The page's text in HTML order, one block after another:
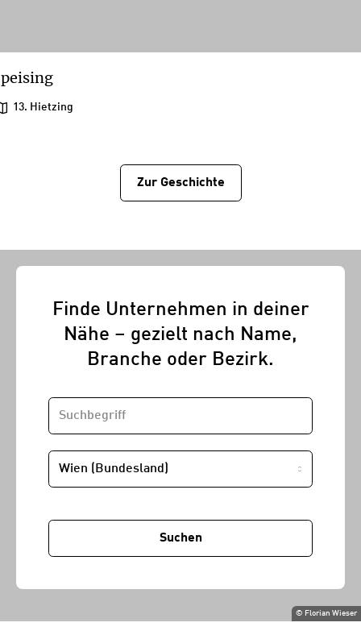
13. Hietzing
Zur Geschichtе
© Florian Wieser
Finde Unternehmen in deiner
Nähe – gezielt nach Name,
Branche oder Bezirk.
SUCHBEGRIFF
STANDORT
Suchen